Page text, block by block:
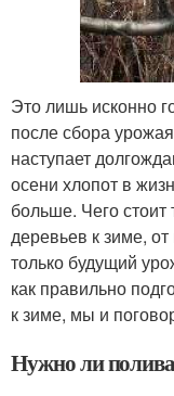
Это лишь исконно
после сбора
наступает
осени хлопот в
больше. Чего стоит
деревьев к зиме,
только будущий
как правильно
к зиме, мы и
Нужно ли